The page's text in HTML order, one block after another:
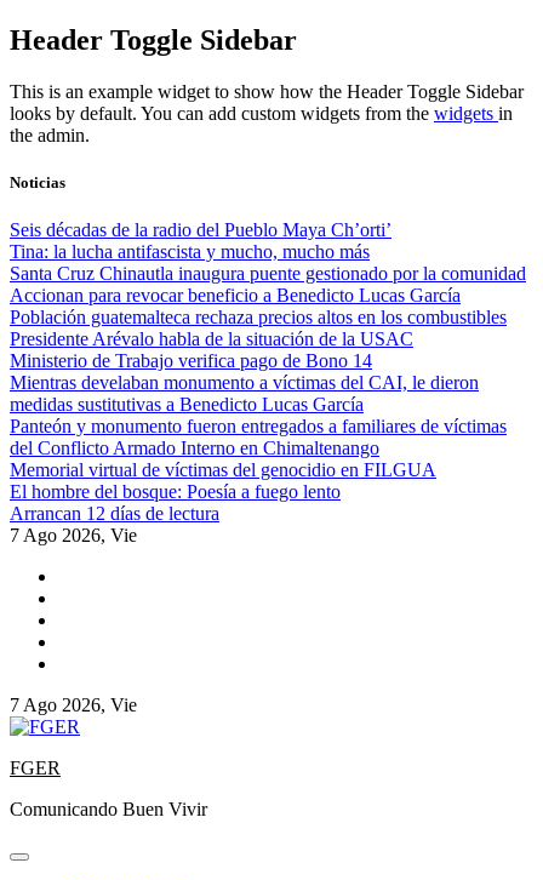
Skip
to
Header Toggle Sidebar
This is an example widget to show how the Header Toggle Sidebar
looks by default. You can add custom widgets from the widgets in
the admin.
Noticias
Seis décadas de la radio del Pueblo Maya Ch’orti’
Tina: la lucha antifascista y mucho, mucho más
Santa Cruz Chinautla inaugura puente gestionado por la comunidad
Accionan para revocar beneficio a Benedicto Lucas García
Población guatemalteca rechaza precios altos en los combustibles
Presidente Arévalo habla de la situación de la USAC
Ministerio de Trabajo verifica pago de Bono 14
Mientras develaban monumento a víctimas del CAI, le dieron
medidas sustitutivas a Benedicto Lucas García
Panteón y monumento fueron entregados a familiares de víctimas
del Conflicto Armado Interno en Chimaltenango
Memorial virtual de víctimas del genocidio en FILGUA
El hombre del bosque: Poesía a fuego lento
Arrancan 12 días de lectura
7 Ago 2026, Vie
7 Ago 2026, Vie
FGER
Comunicando Buen Vivir